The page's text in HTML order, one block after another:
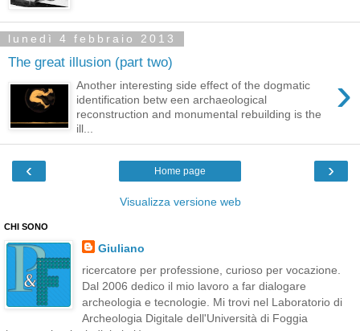
lunedì 4 febbraio 2013
The great illusion (part two)
›
Another interesting side effect of the dogmatic
identification betw een archaeological
reconstruction and monumental rebuilding is the
ill...
‹ ›
Home page
Visualizza versione web
CHI SONO
Giuliano
ricercatore per professione, curioso per vocazione.
Dal 2006 dedico il mio lavoro a far dialogare
archeologia e tecnologie. Mi trovi nel Laboratorio di
Archeologia Digitale dell'Università di Foggia